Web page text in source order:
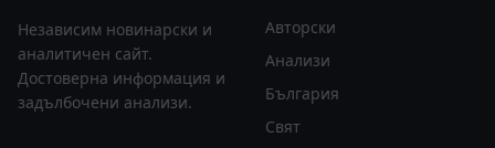
Независим новинарски и
аналитичен сайт.
Достоверна информация и
задълбочени анализи.
Авторски
Анализи
България
Свят